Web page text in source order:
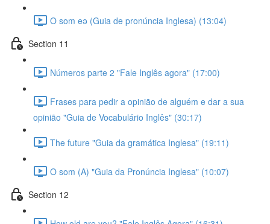
O som eə (Guia de pronúncia Inglesa) (13:04)
Section 11
Números parte 2 "Fale Inglês agora" (17:00)
Frases para pedir a opinião de alguém e dar a sua
opinião "Guia de Vocabulário Inglês" (30:17)
The future "Guia da gramática Inglesa" (19:11)
O som (A) "Guia da Pronúncia Inglesa" (10:07)
Section 12